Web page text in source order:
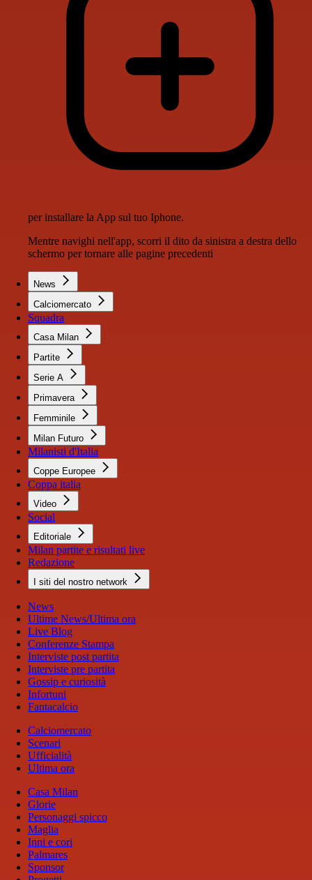
per installare la App sul tuo Iphone.
Mentre navighi nell'app, scorri il dito da sinistra a destra dello
schermo per tornare alle pagine precedenti
News
Calciomercato
Squadra
Casa Milan
Partite
Serie A
Primavera
Femminile
Milan Futuro
Milanisti d'Italia
Coppe Europee
Coppa italia
Video
Social
Editoriale
Milan partite e risultati live
Redazione
I siti del nostro network
News
Ultime News/Ultima ora
Live Blog
Conferenze Stampa
Interviste post partita
Interviste pre partita
Gossip e curiosità
Infortuni
Fantacalcio
Calciomercato
Scenari
Ufficialità
Ultima ora
Casa Milan
Glorie
Personaggi spicco
Maglia
Inni e cori
Palmares
Sponsor